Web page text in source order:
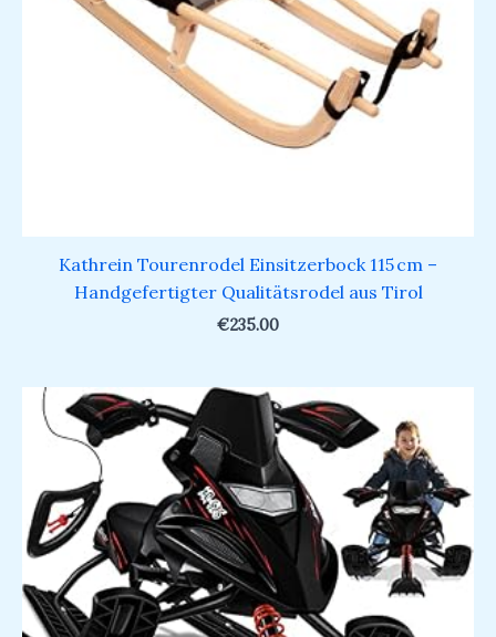
Kathrein Tourenrodel Einsitzerbock 115 cm –
Handgefertigter Qualitätsrodel aus Tirol
€235.00